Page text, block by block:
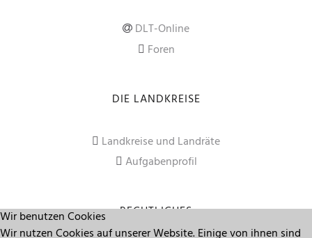
DLT-Online
Foren
DIE LANDKREISE
Landkreise und Landräte
Aufgabenprofil
RECHTLICHES
Wir benutzen Cookies
Wir nutzen Cookies auf unserer Website. Einige von ihnen sind